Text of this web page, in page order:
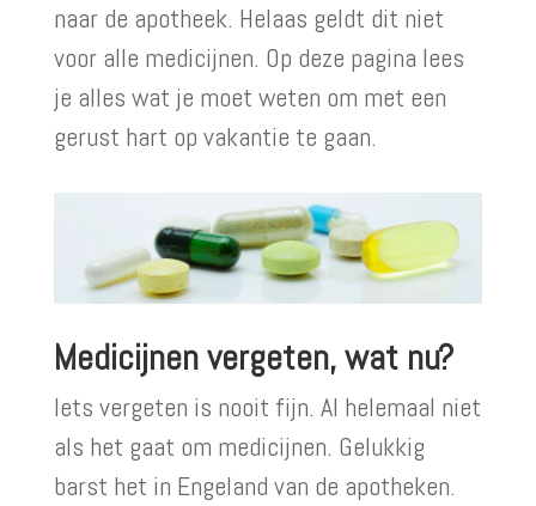
naar de apotheek. Helaas geldt dit niet
voor alle medicijnen. Op deze pagina lees
je alles wat je moet weten om met een
gerust hart op vakantie te gaan.
Medicijnen vergeten, wat nu?
Iets vergeten is nooit fijn. Al helemaal niet
als het gaat om medicijnen. Gelukkig
barst het in Engeland van de apotheken.